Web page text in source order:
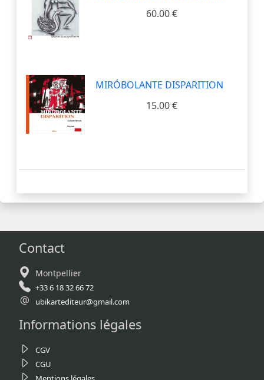
60.00 €
MIRÓBOLANTE DISPARITION
15.00 €
Contact
Montpellier
+33 6 18 32 66 72
ubikartediteur@gmail.com
Informations légales
CGV
CGU